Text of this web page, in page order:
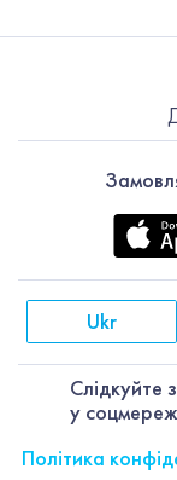
Слiдкуйте
у
Ukr
Політика